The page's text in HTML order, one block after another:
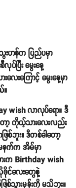
းဟန်က ပြည်ပမှာ
ပ်ပြီး မွေးနေ့
ေးကြောင့် မွေးနေ့မှာ
။
wish လာလုပ်ရော။ ဒီ
ာ့ ကိုယ့်သားလေးလည်း
စ်ဘူး။ ဒီတစ်ခါတော့
နက်က အိမ်မှာ
ားက Birthday wish
င်လေးတွေနဲ့
စ်သွားမှန်းကို မသိဘူး။